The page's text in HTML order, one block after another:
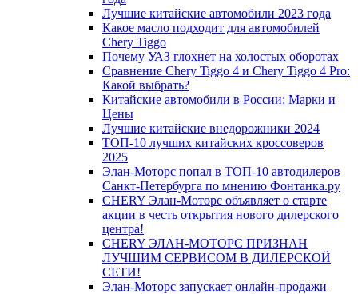
Лучшие китайские автомобили 2023 года
Какое масло подходит для автомобилей
Chery Tiggo
Почему УАЗ глохнет на холостых оборотах
Сравнение Chery Tiggo 4 и Chery Tiggo 4 Pro:
Какой выбрать?
Китайские автомобили в России: Марки и
Цены
Лучшие китайские внедорожники 2024
ТОП-10 лучших китайских кроссоверов
2025
Элан-Моторс попал в ТОП-10 автодилеров
Санкт-Петербурга по мнению Фонтанка.ру
CHERY Элан-Моторс объявляет о старте
акции в честь открытия нового дилерского
центра!
CHERY ЭЛАН-МОТОРС ПРИЗНАН
ЛУЧШИМ СЕРВИСОМ В ДИЛЕРСКОЙ
СЕТИ!
Элан-Моторс запускает онлайн-продажи